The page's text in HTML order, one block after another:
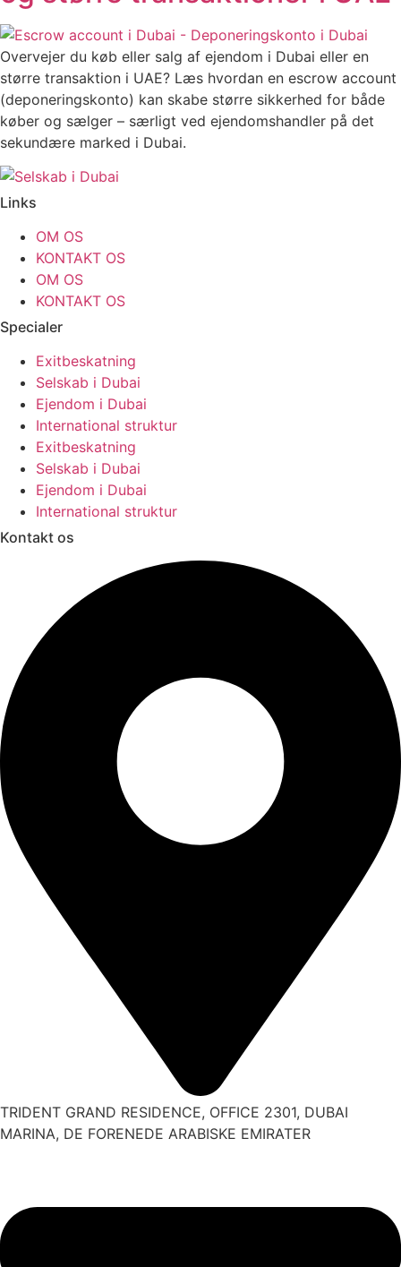
Overvejer du køb eller salg af ejendom i Dubai eller en
større transaktion i UAE? Læs hvordan en escrow account
(deponeringskonto) kan skabe større sikkerhed for både
køber og sælger – særligt ved ejendomshandler på det
sekundære marked i Dubai.
Links
OM OS
KONTAKT OS
OM OS
KONTAKT OS
Specialer
Exitbeskatning
Selskab i Dubai
Ejendom i Dubai
International struktur
Exitbeskatning
Selskab i Dubai
Ejendom i Dubai
International struktur
Kontakt os
TRIDENT GRAND RESIDENCE, OFFICE 2301, DUBAI
MARINA, DE FORENEDE ARABISKE EMIRATER